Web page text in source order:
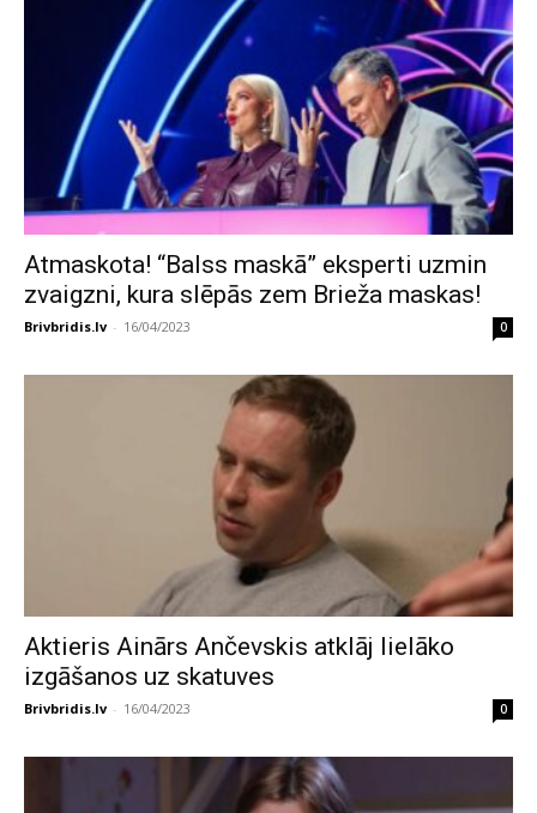
Atmaskota! “Balss maskā” eksperti uzmin
zvaigzni, kura slēpās zem Brieža maskas!
Brivbridis.lv - 16/04/2023 0
Aktieris Ainārs Ančevskis atklāj lielāko
izgāšanos uz skatuves
Brivbridis.lv - 16/04/2023 0